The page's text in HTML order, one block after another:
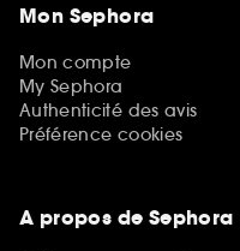
Mon Sephora
Mon compte
My Sephora
Authenticité des avis
Préférence cookies
A propos de Sephora